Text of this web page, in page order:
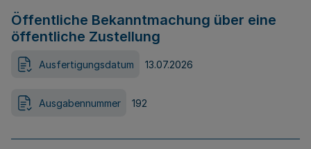
Öffentliche Bekanntmachung über eine
öffentliche Zustellung
Ausfertigungsdatum 13.07.2026
Ausgabennummer 192